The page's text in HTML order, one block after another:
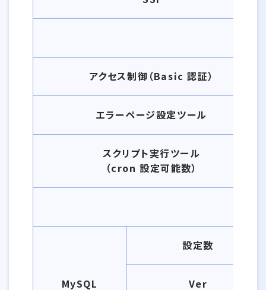
アクセス制御（Basic 認証）
エラーページ設定ツール
スクリプト実行ツール
（cron 設定可能数）
MySQL
設定数
Ver